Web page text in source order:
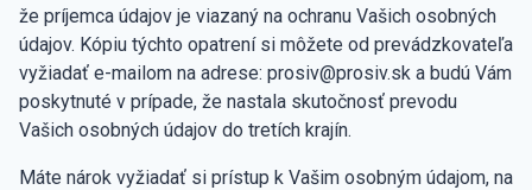
že príjemca údajov je viazaný na ochranu Vašich osobných
údajov. Kópiu týchto opatrení si môžete od prevádzkovateľa
vyžiadať e-mailom na adrese: prosiv@prosiv.sk a budú Vám
poskytnuté v prípade, že nastala skutočnosť prevodu
Vašich osobných údajov do tretích krajín.
Máte nárok vyžiadať si prístup k Vašim osobným údajom, na